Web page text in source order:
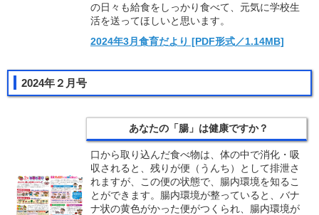
の日々も給食をしっかり食べて、元気に学校生
活を送ってほしいと思います。
2024年3月食育だより [PDF形式／1.14MB]
2024年２月号
あなたの「腸」は健康ですか？
口から取り込んだ食べ物は、体の中で消化・吸
収されると、残りが便（うんち）として排泄さ
れますが、この便の状態で、腸内環境を知るこ
とができます。腸内環境が整っていると、バナ
ナ状の黄色がかった便がつくられ、腸内環境が